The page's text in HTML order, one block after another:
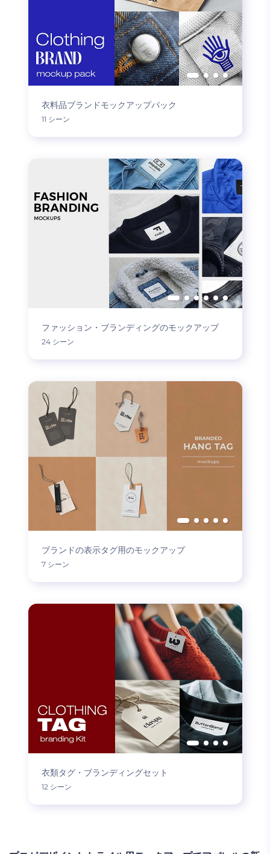
衣料品ブランドモックアップパック
11 シーン
ファッション・ブランディングのモックアップ
24 シーン
ブランドの表示タグ用のモックアップ
7 シーン
衣類タグ・ブランディングセット
12 シーン